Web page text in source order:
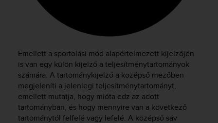
Emellett a sportolási mód alapértelmezett kijelzőjén
is van egy külön kijelző a teljesítménytartományok
számára. A tartománykijelző a középső mezőben
megjeleníti a jelenlegi teljesítménytartományt,
emellett mutatja, hogy mióta edz az adott
tartományban, és hogy mennyire van a következő
tartománytól felfelé vagy lefelé. A középső sáv